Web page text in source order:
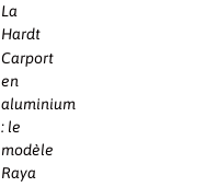
La
Hardt
Carport
en
aluminium
: le
modèle
Raya